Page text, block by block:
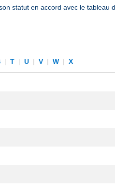
statut en accord avec le tableau
| T | U | V | W | X